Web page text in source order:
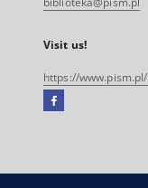
Visit us!
https://www.pism.pl/
Facebook
open